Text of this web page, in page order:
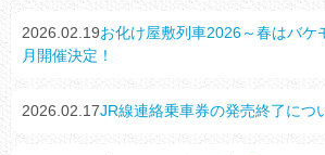
2026.02.19お化け屋敷列車2026～春はバケ
月開催決定！
2026.02.17JR線連絡乗車券の発売終了につ